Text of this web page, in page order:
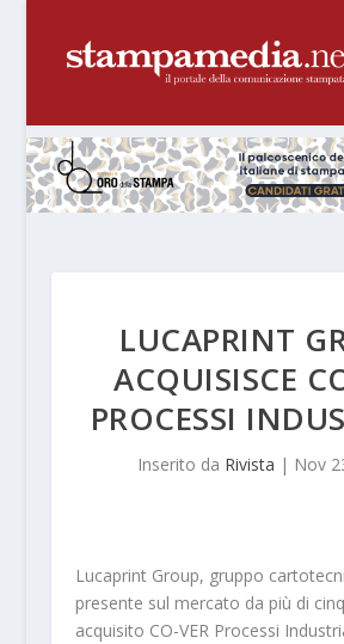
LUCAPRINT
ACQUISISCE
PROCESSI
Inserito da Rivista | Nov
Lucaprint Group, gruppo
presente sul mercato da più di
acquisito CO-VER Processi